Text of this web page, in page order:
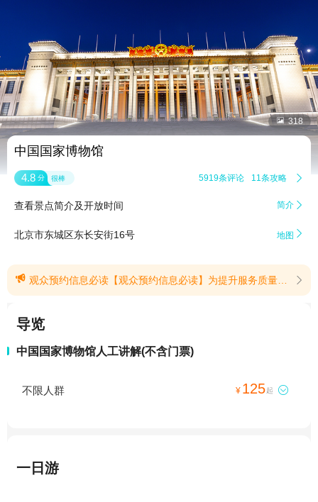
 318
中国国家博物馆
4.8 分 很棒 5919条评论 11条攻略 
查看景点简介及开放时间 简介 
北京市东城区东长安街16号 地图 
 观众预约信息必读【观众预约信息必读】为提升服务质量、保护文物安全，本馆实行预约参观制度。请您阅读如下须知，明晰预约流程､参观规则及相关注意事项。祝您参观愉快！一、开放时间：本馆每日9:00-17:00(16:00停止入馆），周一闭馆（法定节假日除外）｡观众需求高峰期6月1日至10月31日延长开放至17:30(16:30停止入馆）｡二、预约规则：1.观众须使用有效身份证件完成预约账号实名认证后进行免费预约｡未满14周岁（含）的未成年人，须由成年人代为预约，并与预约人同步核验入馆｡2.每个账号每周最多预约1次，每次最多预约5人；至多添加10个常用联系人，且添加后30天内不可变更。同一证件号每月最多预约4次，每天仅可预约1次。3.预约后退票仍计入预约次数。每个证件号累积3次未履约将被限制预约30日｡用户自行注销账号后，该账号30日内将无法再次登录和重新注册｡三、预约渠道：观众可提前7日内在国家博物馆官网､国家博物馆官方预约小程序､微信小程序和微信公众号预约｡每日分为9:00-11:00､11:00-13:30､13:30-16:00（6月1日—10月31日第三时段为13:30-16:30）三个预约入馆时段，预约放票时间为每日17:00，退票截止时间为参观当日15:00｡预约成功后，系统自动发送预约成功消息通知，请妥善保存｡四、核验方式：观众凭本人预约证件原件和预约成功信息，按预约时段从北门观众参观入口有序排队核验入馆，未预约､身份证件信息不符及错过预约时段的观众将无法核验入馆｡60周岁（含）以上老人以及残障人士､现役军人､退役军人､军烈属、消防救援人员，凭本人预约证件原件､预约成功信息和优待证件，在所预约时段内从北门绿色通道核验入馆｡五、本预约须知自2025年8月1日起实施｡(提示有效期2025/11/3至2026/12/31) 
导览
中国国家博物馆人工讲解(不含门票)
不限人群 ¥ 125起 
一日游